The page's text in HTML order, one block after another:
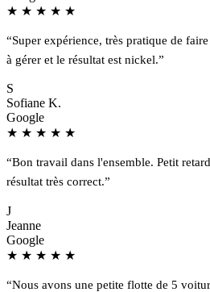
★ ★ ★ ★ ★
“Super expérience, très pratique de
à gérer et le résultat est nickel.”
S
Sofiane K.
Google
★ ★ ★ ★ ★
“Bon travail dans l'ensemble. Petit
résultat très correct.”
J
Jeanne
Google
★ ★ ★ ★ ★
“Nous avons une petite flotte de 5